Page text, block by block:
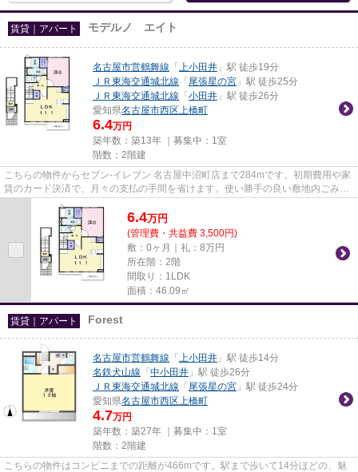
賃貸｜アパート モデルノ エイト
名古屋市営鶴舞線 「 上小田井 」駅 徒歩19分
ＪＲ東海交通城北線 「 尾張星の宮 」駅 徒歩25分
ＪＲ東海交通城北線 「 小田井 」駅 徒歩26分
愛知県名古屋市西区上橋町
6.4万円
築年数：築13年 ｜募集中： 1室
階数：2階建
こちらの物件からセブン‐イレブン 名古屋中沼町店まで284mです。初期費用や家
賃のカード決済で、月々の支払の手間を省けます。使い勝手の良い敷地内ごみ置
き場付。当社イチオシの物件...
6.4万円
(管理費・共益費 3,500円)
敷：0ヶ月｜礼：8万円
所在階：2階
間取り：1LDK
面積：46.09㎡
賃貸｜アパート Forest
名古屋市営鶴舞線 「 上小田井 」駅 徒歩14分
名鉄犬山線 「 中小田井 」駅 徒歩26分
ＪＲ東海交通城北線 「 尾張星の宮 」駅 徒歩24分
愛知県名古屋市西区上橋町
4.7万円
築年数：築27年 ｜募集中： 1室
階数：2階建
こちらの物件はコンビニまでの距離が466mです。駅まで歩いて14分ほどの、魅